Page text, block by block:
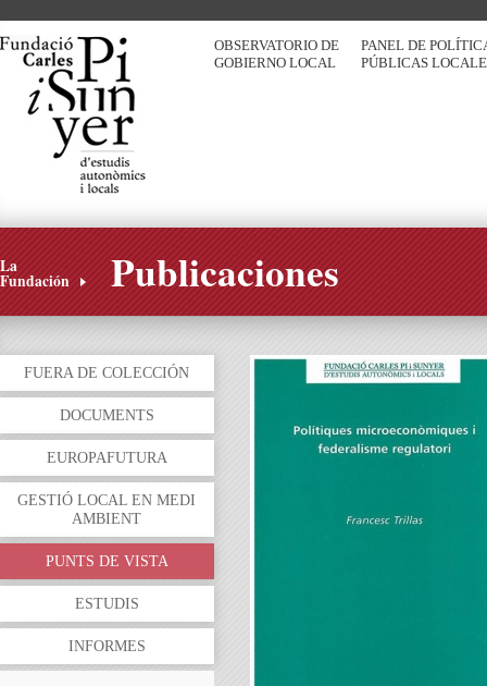
PANEL DE
PÚBLICAS
OBSERVATORIO DE
GOBIERNO LOCAL
La
Fundación Publicaciones
FUERA DE COLECCIÓN
DOCUMENTS
EUROPAFUTURA
GESTIÓ LOCAL EN MEDI
AMBIENT
PUNTS DE VISTA
ESTUDIS
INFORMES